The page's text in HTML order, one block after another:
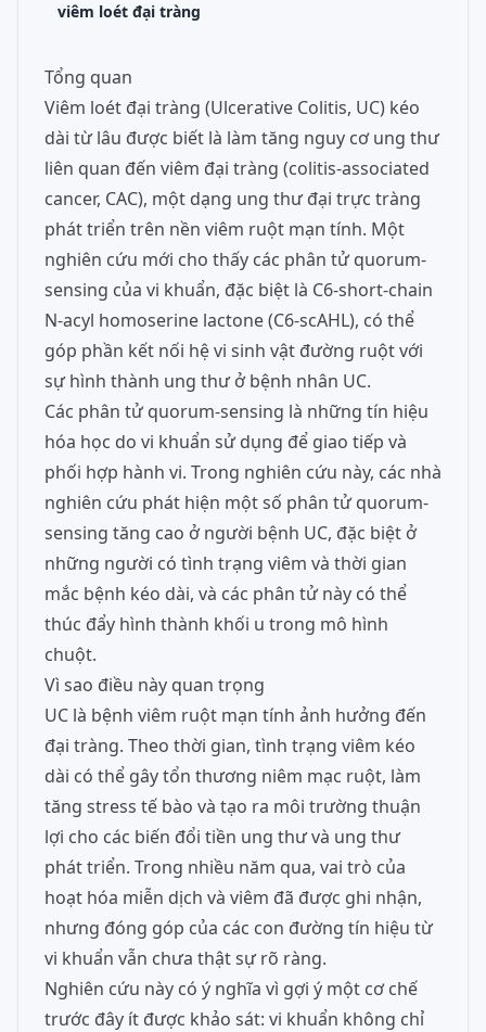
viêm loét đại tràng
Tổng quan
Viêm loét đại tràng (Ulcerative Colitis, UC) kéo
dài từ lâu được biết là làm tăng nguy cơ ung thư
liên quan đến viêm đại tràng (colitis-associated
cancer, CAC), một dạng ung thư đại trực tràng
phát triển trên nền viêm ruột mạn tính. Một
nghiên cứu mới cho thấy các phân tử quorum-
sensing của vi khuẩn, đặc biệt là C6-short-chain
N-acyl homoserine lactone (C6-scAHL), có thể
góp phần kết nối hệ vi sinh vật đường ruột với
sự hình thành ung thư ở bệnh nhân UC.
Các phân tử quorum-sensing là những tín hiệu
hóa học do vi khuẩn sử dụng để giao tiếp và
phối hợp hành vi. Trong nghiên cứu này, các nhà
nghiên cứu phát hiện một số phân tử quorum-
sensing tăng cao ở người bệnh UC, đặc biệt ở
những người có tình trạng viêm và thời gian
mắc bệnh kéo dài, và các phân tử này có thể
thúc đẩy hình thành khối u trong mô hình
chuột.
Vì sao điều này quan trọng
UC là bệnh viêm ruột mạn tính ảnh hưởng đến
đại tràng. Theo thời gian, tình trạng viêm kéo
dài có thể gây tổn thương niêm mạc ruột, làm
tăng stress tế bào và tạo ra môi trường thuận
lợi cho các biến đổi tiền ung thư và ung thư
phát triển. Trong nhiều năm qua, vai trò của
hoạt hóa miễn dịch và viêm đã được ghi nhận,
nhưng đóng góp của các con đường tín hiệu từ
vi khuẩn vẫn chưa thật sự rõ ràng.
Nghiên cứu này có ý nghĩa vì gợi ý một cơ chế
trước đây ít được khảo sát: vi khuẩn không chỉ